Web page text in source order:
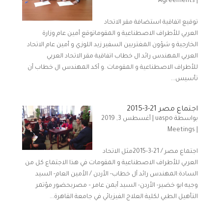
توقيع اتفاقية استضافة مقر الاتحاد
العربي للأطراف الاصطناعية و المقوماتوقع أمين عام وزارة
الخارجية و شؤون المغتربين السفير زيد اللوزي و أمين عام الاتحاد
العربي المهندس رائد ال خطاب اتفاقية مقر الاتحاد العربي
للأطراف الاصطناعية و المقومات .و أكد المهندس ال خطاب أن
تأسيس...
اجتماع مصر 21-3-2015
بواسطة uaspo
أغسطس 3, 2019
Meetings
اجتماع مصر / 21-3-2015مثل الاتحاد
العربي للأطراف الاصطناعية و المقومات في هذا الاجتماع كل من
السادة:المهندس رائد آل خطاب- الأردن / الأمين العام- السيد
وجيه ابو خضير- الأردن- السيد أيمن عامر – مصربحضور مؤتمر
التأهيل الطبي لكلية العلاج الفيزيائي في جامعة القاهرة...